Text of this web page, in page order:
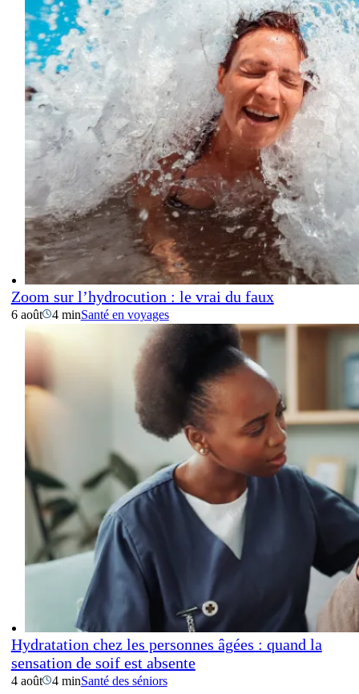
Zoom sur l’hydrocution : le vrai du faux
6 août 4 minSanté en voyages
Hydratation chez les personnes âgées : quand la
sensation de soif est absente
4 août 4 minSanté des séniors